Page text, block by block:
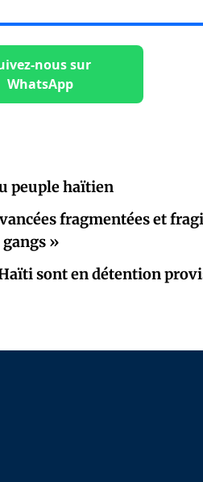
nous sur
WhatsApp
peuple haïtien
fragmentées et
»
sont en détention